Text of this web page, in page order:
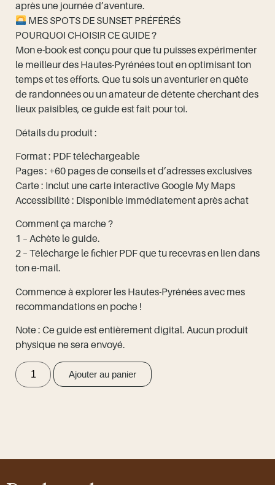
après une journée d’aventure.
MES SPOTS DE SUNSET PRÉFÉRÉS
POURQUOI CHOISIR CE GUIDE ?
Mon e-book est conçu pour que tu puisses expérimenter
le meilleur des Hautes-Pyrénées tout en optimisant ton
temps et tes efforts. Que tu sois un aventurier en quête
de randonnées ou un amateur de détente cherchant des
lieux paisibles, ce guide est fait pour toi.
Détails du produit :
Format : PDF téléchargeable
Pages : +60 pages de conseils et d’adresses exclusives
Carte : Inclut une carte interactive Google My Maps
Accessibilité : Disponible immédiatement après achat
Comment ça marche ?
1 – Achète le guide.
2 – Télécharge le fichier PDF que tu recevras en lien dans
ton e-mail.
Commence à explorer les Hautes-Pyrénées avec mes
recommandations en poche !
Note : Ce guide est entièrement digital. Aucun produit
physique ne sera envoyé.
Ajouter au panier